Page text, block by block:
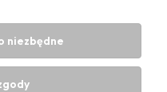
niezbędne